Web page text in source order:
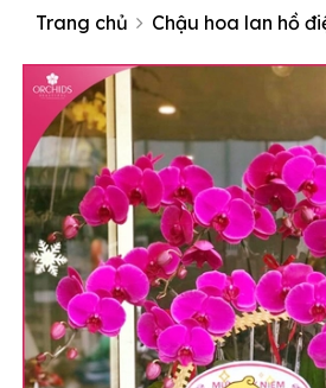
Trang chủ Chậu hoa lan hồ